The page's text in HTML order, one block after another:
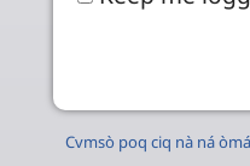
Cvmsò poq ciq nà ná